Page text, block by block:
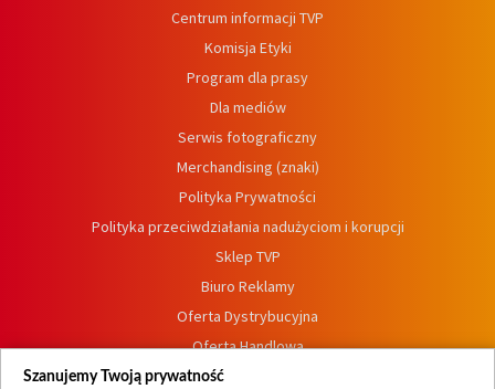
Centrum informacji TVP
Komisja Etyki
Program dla prasy
Dla mediów
Serwis fotograficzny
Merchandising (znaki)
Polityka Prywatności
Polityka przeciwdziałania nadużyciom i korupcji
Sklep TVP
Biuro Reklamy
Oferta Dystrybucyjna
Oferta Handlowa
Dostępność
Szanujemy Twoją prywatność